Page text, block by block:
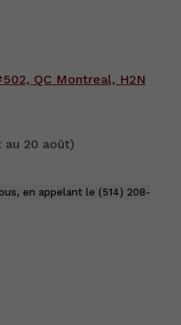
QC Montreal, H2N
20 août)
en appelant le (514) 208-